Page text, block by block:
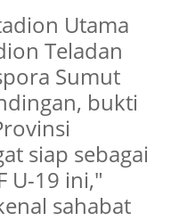
Utama
Teladan
Sumut
bukti
siap sebagai
U-19 ini,"
sahabat